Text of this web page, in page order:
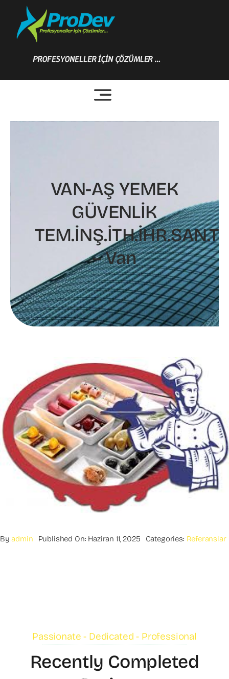
content
PROFESYONELLER İÇİN ÇÖZÜMLER …
VAN-AŞ YEMEK
GÜVENLİK
– Van
Byadmin Published On: Haziran 11, 2025 Categories: Referanslar
Passionate - Dedicated - Professional
Recently Completed